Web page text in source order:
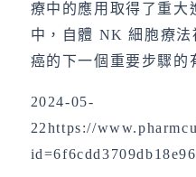
療中的應用取得了重大
中，自體 NK 細胞療
癌的下一個重要步驟的
2024-05-
22https://